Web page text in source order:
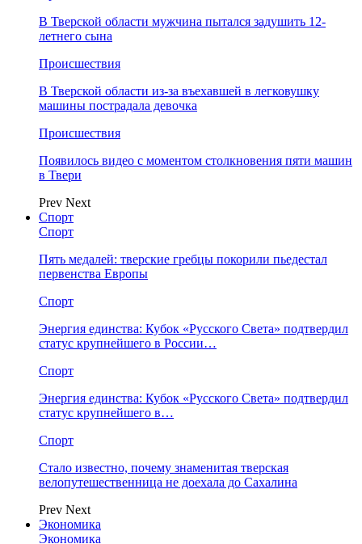
В Тверской области мужчина пытался задушить 12-
летнего сына
Происшествия
В Тверской области из-за въехавшей в легковушку
машины пострадала девочка
Происшествия
Появилось видео с моментом столкновения пяти машин
в Твери
Prev Next
Спорт
Спорт
Пять медалей: тверские гребцы покорили пьедестал
первенства Европы
Спорт
Энергия единства: Кубок «Русского Света» подтвердил
статус крупнейшего в России…
Спорт
Энергия единства: Кубок «Русского Света» подтвердил
статус крупнейшего в…
Спорт
Стало известно, почему знаменитая тверская
велопутешественница не доехала до Сахалина
Prev Next
Экономика
Экономика